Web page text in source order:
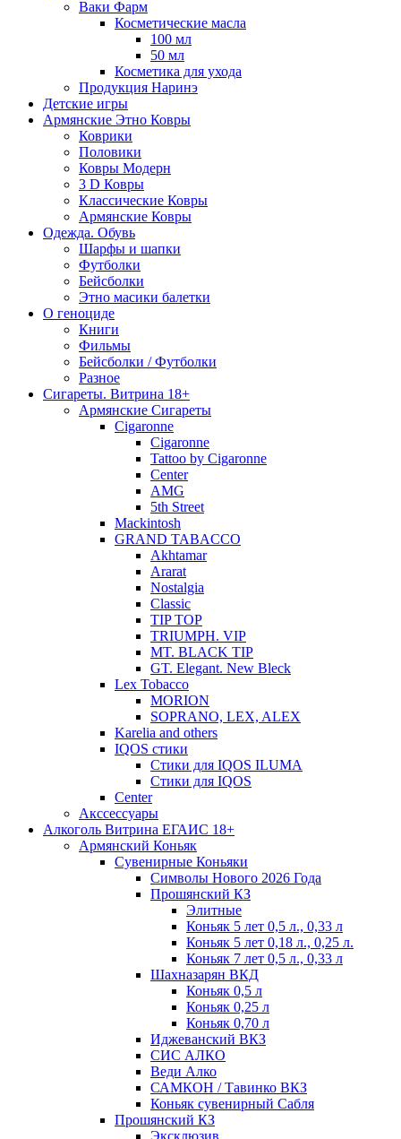
Ваки Фарм
Косметические масла
100 мл
50 мл
Косметика для ухода
Продукция Наринэ
Детские игры
Армянские Этно Ковры
Коврики
Половики
Ковры Модерн
3 D Ковры
Классические Ковры
Армянские Ковры
Одежда. Обувь
Шарфы и шапки
Футболки
Бейсболки
Этно масики балетки
О геноциде
Книги
Фильмы
Бейсболки / Футболки
Разное
Сигареты. Витрина 18+
Армянские Сигареты
Cigaronne
Cigaronne
Tattoo by Cigaronne
Center
AMG
5th Street
Mackintosh
GRAND TABACCO
Akhtamar
Ararat
Nostalgia
Classic
TIP TOP
TRIUMPH. VIP
MT. BLACK TIP
GT. Elegant. New Bleck
Lex Tobacco
MORION
SOPRANO, LEX, ALEX
Karelia and others
IQOS стики
Стики для IQOS ILUMA
Стики для IQOS
Сenter
Акссессуары
Алкоголь Витрина ЕГАИС 18+
Армянский Коньяк
Сувенирные Коньяки
Символы Нового 2026 Года
Прошянский КЗ
Элитные
Коньяк 5 лет 0,5 л., 0,33 л
Коньяк 5 лет 0,18 л., 0,25 л.
Коньяк 7 лет 0,5 л., 0,33 л
Шахназарян ВКД
Коньяк 0,5 л
Коньяк 0,25 л
Коньяк 0,70 л
Иджеванский ВКЗ
СИС АЛКО
Веди Алко
САМКОН / Тавинко ВКЗ
Коньяк сувенирный Сабля
Прошянский КЗ
Эксклюзив